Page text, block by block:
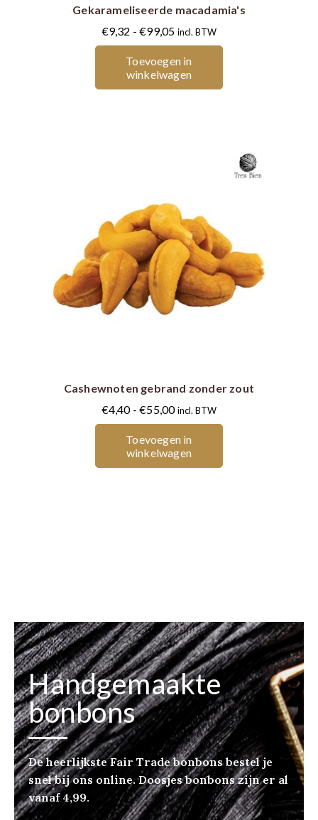
Gekarameliseerde macadamia's
€9,32 - €99,05Prijsklasse:
€9,32
tot
€99,05
incl. BTW
Toevoegen in
winkelwagen
variaties.
Deze
optie
kan
gekozen
Cashewnoten gebrand zonder zout
€4,40 - €55,00Prijsklasse:
€4,40
tot
€55,00
incl. BTW
Toevoegen in
winkelwagen
Dit
variaties.
Deze
optie
kan
gekozen
Handgemaakte
bonbons
De heerlijkste Fair Trade bonbons bestel je
snel bij ons online. Doosjes bonbons zijn er al
vanaf 4,99.